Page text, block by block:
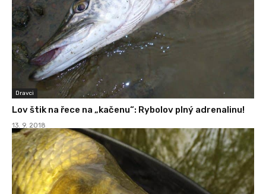
Dravci
Lov štik na řece na „kačenu“: Rybolov plný adrenalinu!
13. 9. 2018